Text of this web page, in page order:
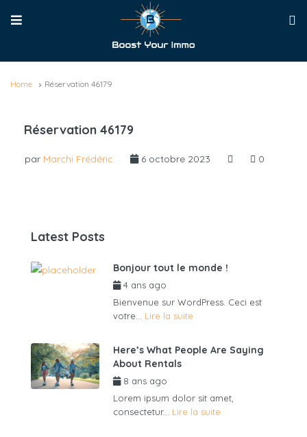
Home Réservation 46179
Réservation 46179
par Marchi Frédéric 6 octobre 2023 0
Latest Posts
Bonjour tout le monde !
4 ans ago
Bienvenue sur WordPress. Ceci est
votre... Lire la suite
Here’s What People Are Saying
About Rentals
8 ans ago
Lorem ipsum dolor sit amet,
consectetur... Lire la suite